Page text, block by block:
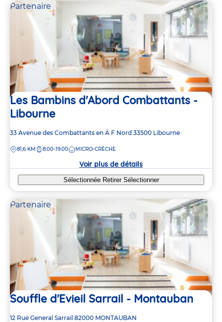
Partenaire
Les Bambins d'Abord Combattants -
Libourne
Adresse
la
33 Avenue des Combattants en À F Nord 33500 Libourne
DISTANCE
81,6 KM 8:00-19:00 MICRO-CRÈCHE
Voir plus de détails
Sélectionnée Retirer Sélectionner
Partenaire
Souffle d'Evieil Sarrail - Montauban
Adresse
12 Rue General Sarrail 82000 MONTAUBAN